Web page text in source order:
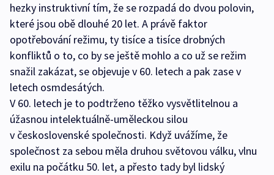
hezky instruktivní tím, že se rozpadá do dvou polovin,
které jsou obě dlouhé 20 let. A právě faktor
opotřebování režimu, ty tisíce a tisíce drobných
konfliktů o to, co by se ještě mohlo a co už se režim
snažil zakázat, se objevuje v 60. letech a pak zase v
letech osmdesátých.
V 60. letech je to podtrženo těžko vysvětlitelnou a
úžasnou intelektuálně-uměleckou silou
v československé společnosti. Když uvážíme, že
společnost za sebou měla druhou světovou válku, vlnu
exilu na počátku 50. let, a přesto tady byl lidský